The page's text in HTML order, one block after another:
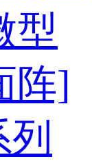
型
阵]
列